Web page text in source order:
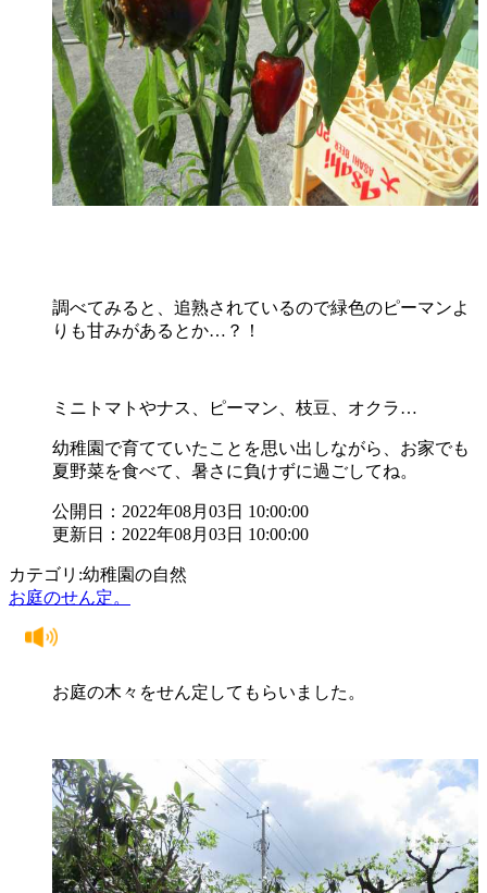
調べてみると、追熟されているので緑色のピーマンよ
りも甘みがあるとか…？！
ミニトマトやナス、ピーマン、枝豆、オクラ…
幼稚園で育てていたことを思い出しながら、お家でも
夏野菜を食べて、暑さに負けずに過ごしてね。
公開日：2022年08月03日 10:00:00
更新日：2022年08月03日 10:00:00
カテゴリ:幼稚園の自然
お庭のせん定。
お庭の木々をせん定してもらいました。